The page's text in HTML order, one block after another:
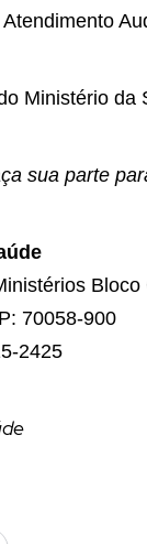
Ministério da
sua parte
Bloco
70058-900
2425